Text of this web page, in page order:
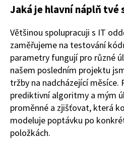
Jaká je hlavní náplň tvé
Většinou spolupracuji s IT
zaměřujeme na testování
parametry fungují pro různé
našem posledním projektu
tržby na nadcházející
prediktivní algoritmy a mým
proměnné a zjišťovat, která
modeluje poptávku po
položkách.